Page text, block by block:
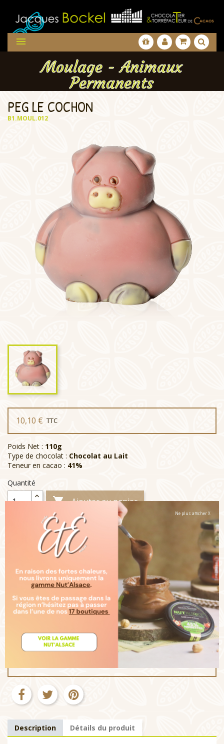

Moulage - Animaux
Permanents
PEG LE COCHON
B1.MOUL.012
10,10 € TTC
Poids Net : 110g
Type de chocolat : Chocolat au Lait
Teneur en cacao : 41%
Quantité
 Ajouter au panier
Rupture de stock
Livraison :
Note :Un moulage au chocolat au lait subtilement doux
avec un arôme dominant de cacao et de lait. Un chocolat
"nouvelle génération" au goût pur et intense en cacao
grâce à une méthode unique de double fermentation. Ce
chocolat de très haute qualité fait partie d'un programme
durable visant l'amélioration des conditions de vie des
planteurs de cacao et de leur communauté en promouvant
une agriculture durable. Tous nos moulages sont
entièrement décorés à la main avec des denrées
Description Détails du produit
Ne plus afficher X